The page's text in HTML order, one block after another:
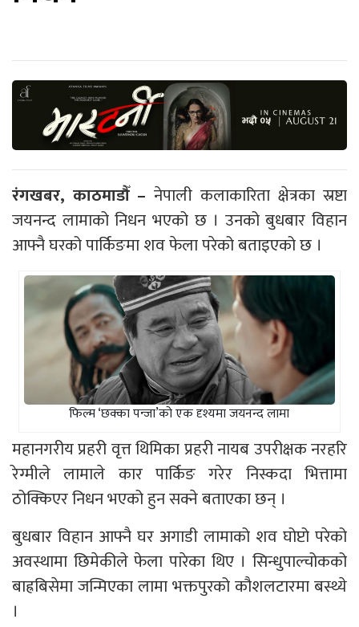
रंगखबर, काठमाडौँ – नेपाली कलाकारिता क्षेत्रका स्रष्टा
जयनन्द लामाको निधन भएको छ । उनको बुधबार विहान
आफ्नै घरको पार्किङमा शव फेला परेको बताइएको छ ।
फिल्म ‘छक्का पन्जा’को एक दृश्यमा जयनन्द लामा
महानगरीय प्रहरी वृत्त थिमिका प्रहरी नायब उपरीक्षक नरहरि
रेग्मीले लामाले कार पार्किङ गरेर निस्कदा भित्तामा
ठोक्किएर निधन भएको हुन सक्ने बताएका छन् ।
बुधबार विहान आफ्नै घर अगाडी लामाको शव घोप्टो परेको
अवस्थामा छिमेकीले फेला पारेका थिए । सिन्धुपाल्चोकको
बाह्रबिसेमा जन्मिएका लामा भक्तपुरको कौशलटारमा बस्थ्ये
।